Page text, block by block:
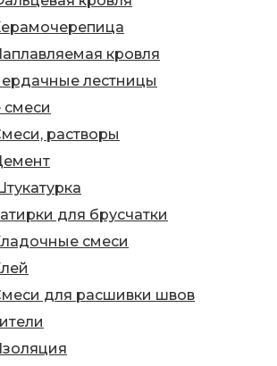
кровля
лестницы
смеси
растворы
для брусчатки
смеси
для расшивки швов